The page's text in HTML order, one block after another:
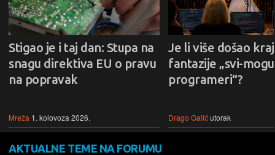
Stigao je i taj dan: Stupa na
snagu direktiva EU o pravu
na popravak
Mreža 1. kolovoza 2026.
Je li više došao kraj
fantazije „svi-
programeri“?
Drago Galićutorak
AKTUALNE TEME NA FORUMU